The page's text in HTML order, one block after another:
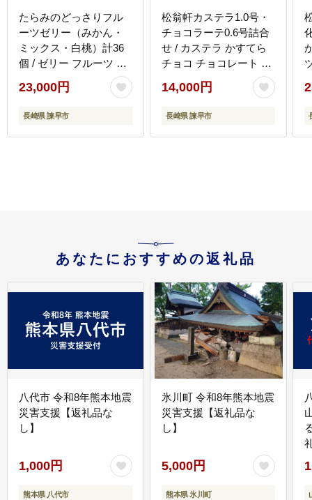
たらみのどっさりフル
ーツゼリー（みかん・
ミックス・白桃）計36
個 / ゼリー フルーツ フ
ルーツゼリー 果物 ギフ
ト ミックスゼリー みか
んゼリー 白桃ゼリー お
会社たらみ [AHBR030]
23,000円
長崎県 諫早市
松翁軒カステラ1.0号・
チョコラーテ0.6号詰合
せ / カステラ かすてら
チョコ チョコレート チ
ョコラーテ スイーツ 菓
子 / 諫早市 / 株式会社松
翁軒 [AHCT001]
14,000円
長崎県 諫早市
あなたにおすすめの返礼品
八代市 令和8年熊本地震
災害支援【返礼品な
し】
1,000円
熊本県 八代市
氷川町 令和8年熊本地震
災害支援【返礼品な
し】
5,000円
熊本県 氷川町